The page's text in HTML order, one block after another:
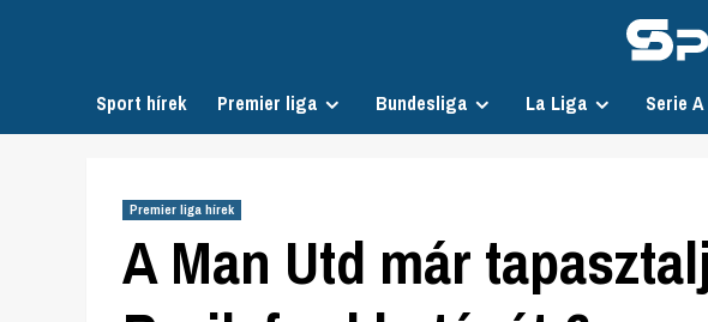
Sport hírek Premier liga Bundesliga La Liga Serie A
Premier liga hírek
A Man Utd már